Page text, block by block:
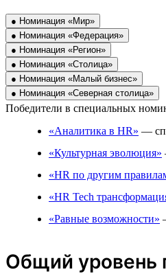
● Номинация «Мир»
● Номинация «Федерация»
● Номинация «Регион»
● Номинация «Столица»
● Номинация «Малый бизнес»
● Номинация «Северная столица»
Победители в специальных
«Аналитика в HR» —
«Культурная эволюция»
«HR по другим
«HR Tech
«Равные возможности»
Общий уровень